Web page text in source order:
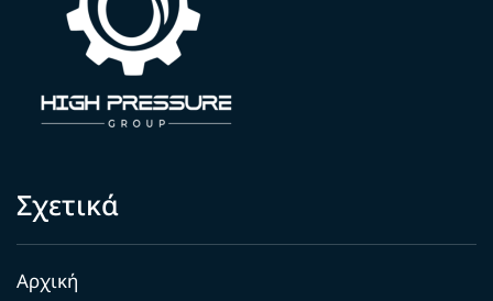
Σχετικά
Αρχική